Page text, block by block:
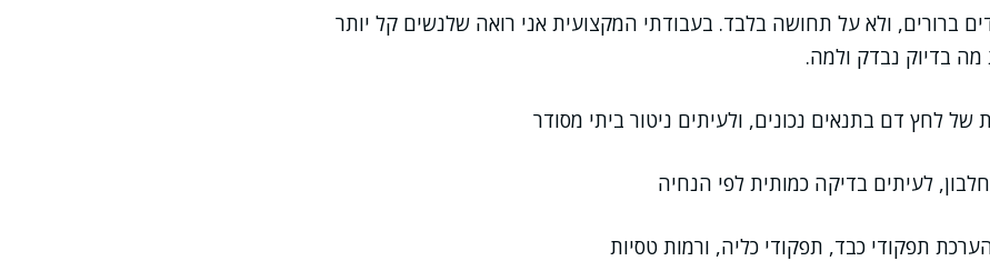
ברורים, ולא על תחושה בלבד. בעבודתי המקצועית אני רואה שלנשים קל יותר
מה בדיוק נבדק ולמה.
של לחץ דם בתנאים נכונים, ולעיתים ניטור ביתי מסודר
לעיתים בדיקה כמותית לפי הנחיה
תפקודי כבד, תפקודי כליה, ורמות טסיות